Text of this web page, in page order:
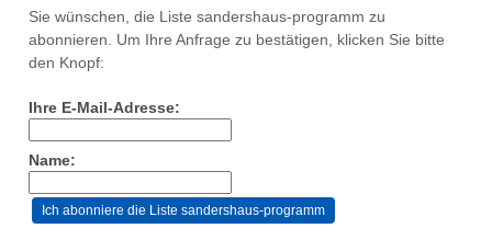
Sie wünschen, die Liste sandershaus-programm zu
abonnieren. Um Ihre Anfrage zu bestätigen, klicken Sie bitte
den Knopf:
Ihre E-Mail-Adresse:
Name: